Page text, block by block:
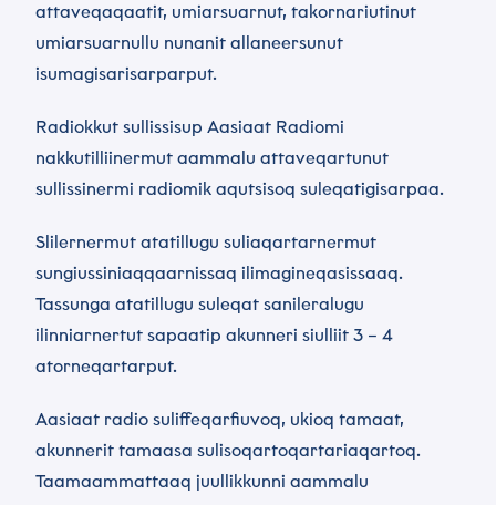
attaveqaqaatit, umiarsuarnut, takornariutinut
umiarsuarnullu nunanit allaneersunut
isumagisarisarparput.
Radiokkut sullissisup Aasiaat Radiomi
nakkutilliinermut aammalu attaveqartunut
sullissinermi radiomik aqutsisoq suleqatigisarpaa.
Slilernermut atatillugu suliaqartarnermut
sungiussiniaqqaarnissaq ilimagineqasissaaq.
Tassunga atatillugu suleqat sanileralugu
ilinniarnertut sapaatip akunneri siulliit 3 – 4
atorneqartarput.
Aasiaat radio suliffeqarfiuvoq, ukioq tamaat,
akunnerit tamaasa sulisoqartoqartariaqartoq.
Taamaammattaaq juullikkunni aammalu